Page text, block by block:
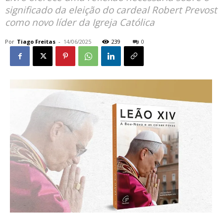
significado da eleição do cardeal Robert Prevost
como novo líder da Igreja Católica
Por Tiago Freitas - 14/06/2025 239 0